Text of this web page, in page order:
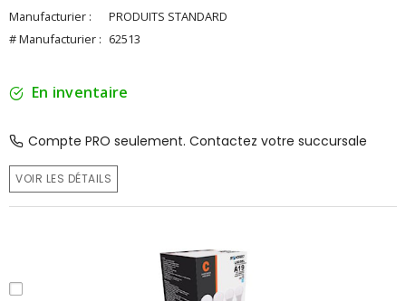
Manufacturier :
PRODUITS STANDARD
# Manufacturier : 62513
En inventaire
Compte PRO seulement. Contactez votre succursale
VOIR LES DÉTAILS